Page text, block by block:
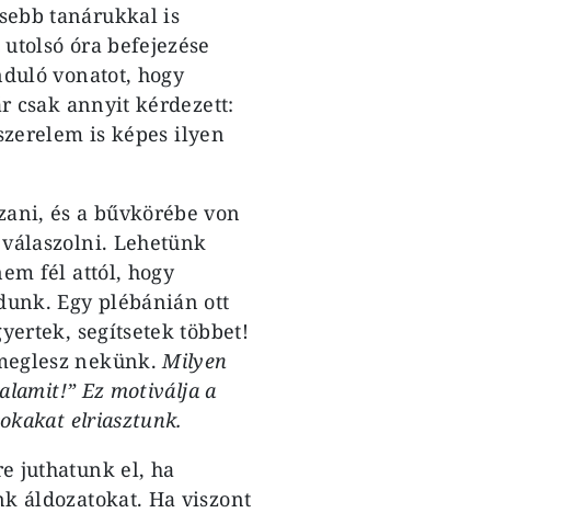
tanárukkal is
óra befejezése
vonatot, hogy
csak annyit kérdezett:
is képes ilyen
és a bűvkörébe von
Lehetünk
fél attól, hogy
Egy plébánián ott
segítsetek többet!
nekünk.Milyen
Ez motiválja a
elriasztunk.
juthatunk el, ha
áldozatokat. Ha viszont